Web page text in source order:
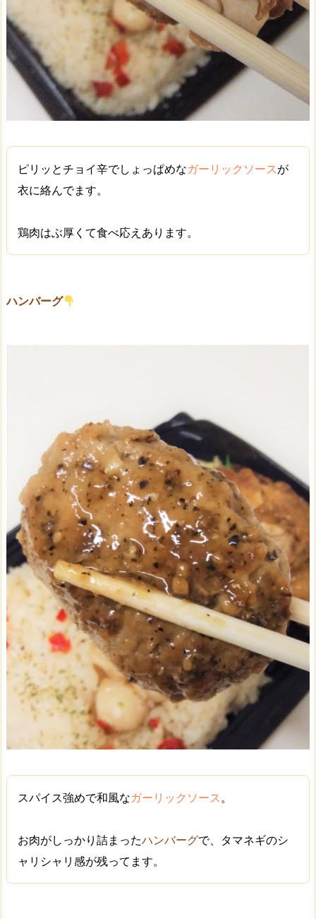
ピリッとチョイ辛でしょっぱめなガーリックソースが
衣に絡んでます。
鶏肉はぶ厚くて食べ応え あります。
ハンバーグ
スパイス強めで和風なガーリックソース。
お肉がしっかり詰まったハンバーグで、タマネギのシ
ャリシャリ感が残ってます。